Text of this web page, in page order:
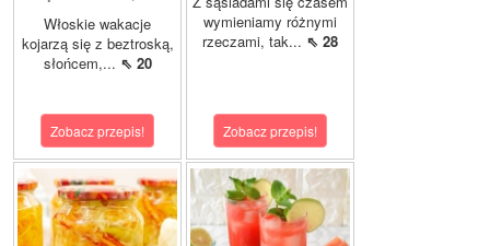
Włoskie wakacje
kojarzą się z beztroską,
słońcem,... ⇖ 20
Zobacz przepis!
wymieniamy różnymi
rzeczami, tak... ⇖ 28
Zobacz przepis!